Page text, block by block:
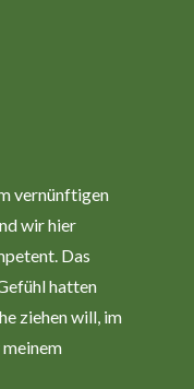
vernünftigen
wir hier
Das
hatten
ziehen will, im